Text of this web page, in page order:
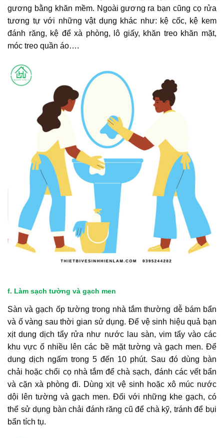
gương bằng khăn mềm. Ngoài gương ra bạn cũng cọ rửa
tương tự với những vật dụng khác như: kệ cốc, kệ kem
đánh răng, kệ để xà phòng, lô giấy, khăn treo khăn mặt,
móc treo quần áo….
f. Làm sạch tường và gạch men
Sàn và gạch ốp tường trong nhà tắm thường dễ bám bẩn
và ố vàng sau thời gian sử dụng. Để vệ sinh hiệu quả bạn
xịt dung dịch tẩy rửa như nước lau sàn, vim tẩy vào các
khu vực ố nhiều lên các bề mặt tường và gạch men. Để
dung dịch ngấm trong 5 đến 10 phút. Sau đó dùng bàn
chải hoặc chổi cọ nhà tắm để chà sạch, đánh các vết bẩn
và cặn xà phòng đi. Dùng xịt vệ sinh hoặc xô múc nước
dội lên tường và gạch men. Đối với những khe gạch, có
thể sử dụng bàn chải đánh răng cũ để chà kỹ, tránh để bụi
bẩn tích tụ.